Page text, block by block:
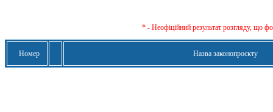
* - Неофіційний результат розгляду, що
Номер Назва законопроєкту